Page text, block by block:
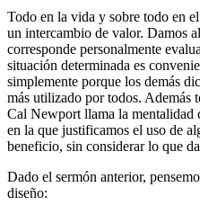
Todo en la vida y sobre todo en
un intercambio de valor. Damos
corresponde personalmente
situación determinada es
simplemente porque los demás
más utilizado por todos. Además
Cal Newport llama la mentalidad
en la que justificamos el uso de
beneficio, sin considerar lo que
Dado el sermón anterior,
diseño: